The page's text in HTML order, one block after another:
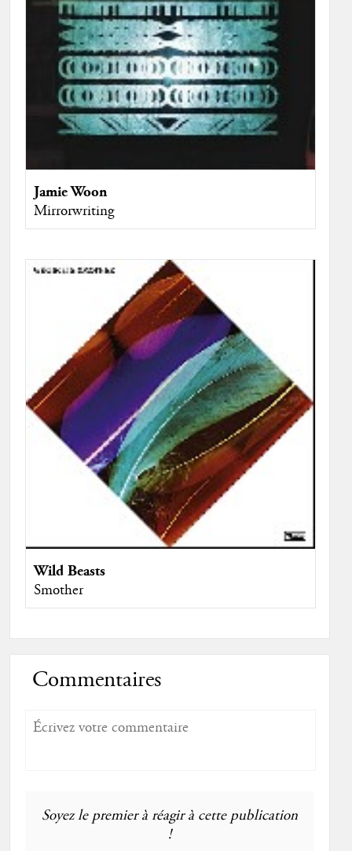
Jamie Woon
Mirrorwriting
Wild Beasts
Smother
Commentaires
Soyez le premier à réagir à cette publication
!